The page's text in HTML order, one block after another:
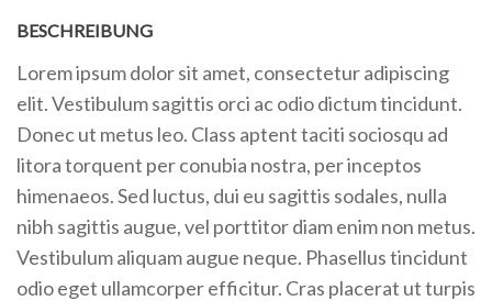
BESCHREIBUNG
Lorem ipsum dolor sit amet, consectetur adipiscing
elit. Vestibulum sagittis orci ac odio dictum tincidunt.
Donec ut metus leo. Class aptent taciti sociosqu ad
litora torquent per conubia nostra, per inceptos
himenaeos. Sed luctus, dui eu sagittis sodales, nulla
nibh sagittis augue, vel porttitor diam enim non metus.
Vestibulum aliquam augue neque. Phasellus tincidunt
odio eget ullamcorper efficitur. Cras placerat ut turpis